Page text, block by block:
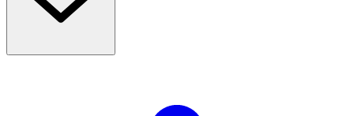
- Applicera 2–3 pumpar på torr hud direkt eller med en
bomullsrondell, massera in noggrant, tillsätt varmt